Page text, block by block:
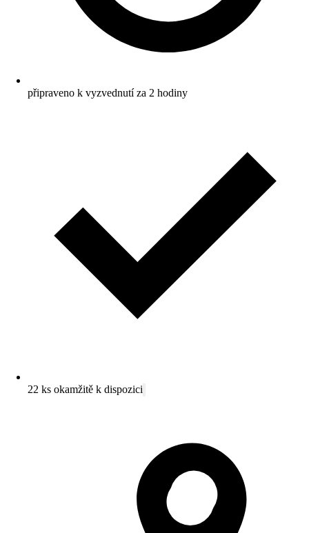
připraveno k vyzvednutí za 2 hodiny
22 ks okamžitě k dispozici